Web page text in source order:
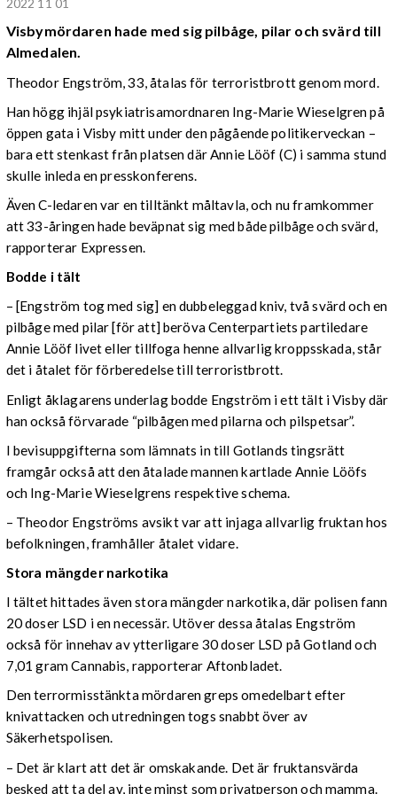
2022 11 01
Visbymördaren hade med sig pilbåge, pilar och svärd till
Almedalen.
Theodor Engström, 33, åtalas för terroristbrott genom mord.
Han högg ihjäl psykiatrisamordnaren Ing-Marie Wieselgren på
öppen gata i Visby mitt under den pågående politikerveckan –
bara ett stenkast från platsen där Annie Lööf (C) i samma stund
skulle inleda en presskonferens.
Även C-ledaren var en tilltänkt måltavla, och nu framkommer
att 33-åringen hade beväpnat sig med både pilbåge och svärd,
rapporterar Expressen.
Bodde i tält
– [Engström tog med sig] en dubbeleggad kniv, två svärd och en
pilbåge med pilar [för att] beröva Centerpartiets partiledare
Annie Lööf livet eller tillfoga henne allvarlig kroppsskada, står
det i åtalet för förberedelse till terroristbrott.
Enligt åklagarens underlag bodde Engström i ett tält i Visby där
han också förvarade “pilbågen med pilarna och pilspetsar”.
I bevisuppgifterna som lämnats in till Gotlands tingsrätt
framgår också att den åtalade mannen kartlade Annie Lööfs
och Ing-Marie Wieselgrens respektive schema.
– Theodor Engströms avsikt var att injaga allvarlig fruktan hos
befolkningen, framhåller åtalet vidare.
Stora mängder narkotika
I tältet hittades även stora mängder narkotika, där polisen fann
20 doser LSD i en necessär. Utöver dessa åtalas Engström
också för innehav av ytterligare 30 doser LSD på Gotland och
7,01 gram Cannabis, rapporterar Aftonbladet.
Den terrormisstänkta mördaren greps omedelbart efter
knivattacken och utredningen togs snabbt över av
Säkerhetspolisen.
– Det är klart att det är omskakande. Det är fruktansvärda
besked att ta del av, inte minst som privatperson och mamma.